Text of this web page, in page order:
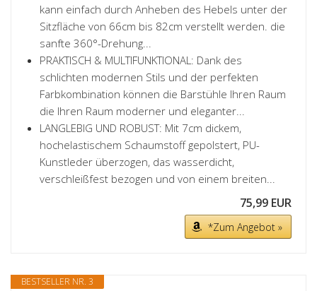
kann einfach durch Anheben des Hebels unter der
Sitzfläche von 66cm bis 82cm verstellt werden. die
sanfte 360°-Drehung...
PRAKTISCH & MULTIFUNKTIONAL: Dank des
schlichten modernen Stils und der perfekten
Farbkombination können die Barstühle Ihren Raum
die Ihren Raum moderner und eleganter...
LANGLEBIG UND ROBUST: Mit 7cm dickem,
hochelastischem Schaumstoff gepolstert, PU-
Kunstleder überzogen, das wasserdicht,
verschleißfest bezogen und von einem breiten...
75,99 EUR
*Zum Angebot »
BESTSELLER NR. 3